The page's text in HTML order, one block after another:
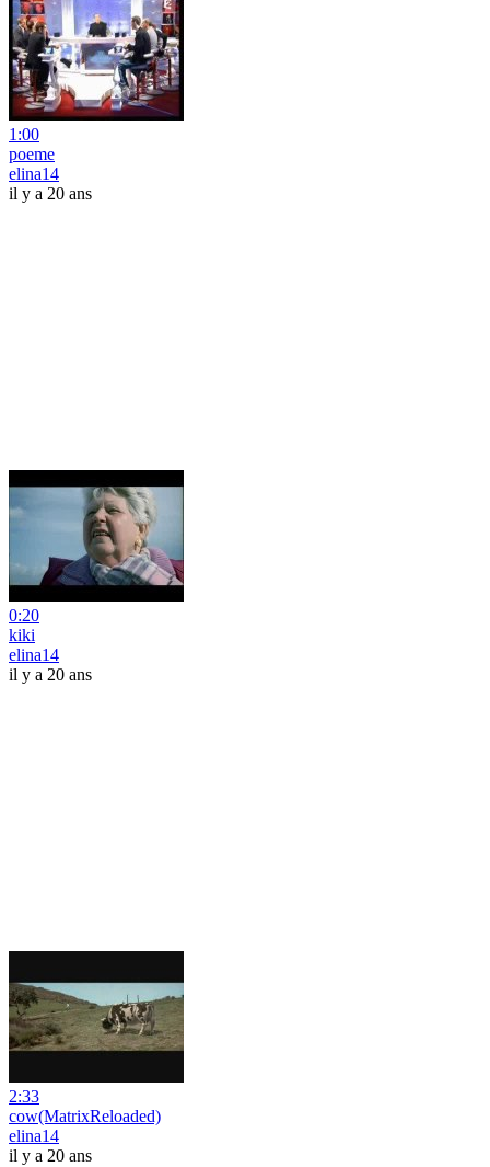
1:00
poeme
elina14
il y a 20 ans
0:20
kiki
elina14
il y a 20 ans
2:33
cow(MatrixReloaded)
elina14
il y a 20 ans